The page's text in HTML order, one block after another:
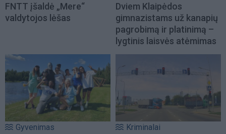
FNTT įšaldė „Mere“
valdytojos lėšas
Dviem Klaipėdos
gimnazistams už kanapių
pagrobimą ir platinimą –
lygtinis laisvės atėmimas
Gyvenimas Kriminalai